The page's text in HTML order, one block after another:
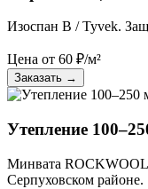
Изоспан B / Tyvek.
Цена от 60 ₽/м²
Заказать →
Утепление
Минвата
Серпуховском районе.